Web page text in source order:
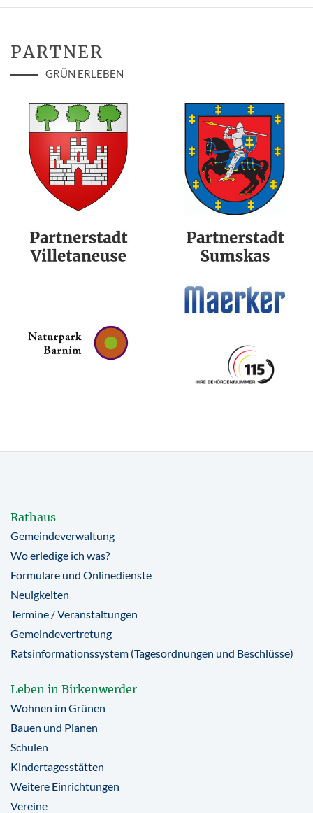
PARTNER
GRÜN ERLEBEN
Rathaus
Gemeindeverwaltung
Wo erledige ich was?
Formulare und Onlinedienste
Neuigkeiten
Termine / Veranstaltungen
Gemeindevertretung
Ratsinformationssystem (Tagesordnungen und Beschlüsse)
Leben in Birkenwerder
Wohnen im Grünen
Bauen und Planen
Schulen
Kindertagesstätten
Weitere Einrichtungen
Vereine